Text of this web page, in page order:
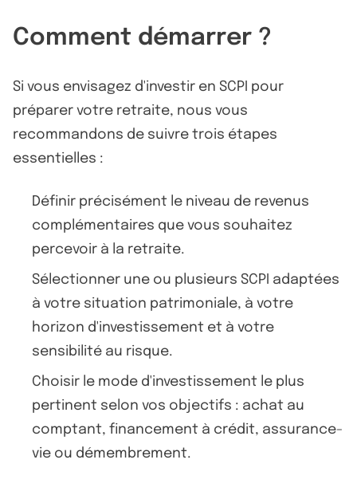
Comment démarrer ?
Si vous envisagez d'investir en SCPI pour
préparer votre retraite, nous vous
recommandons de suivre trois étapes
essentielles :
Définir précisément le niveau de revenus
complémentaires que vous souhaitez
percevoir à la retraite.
Sélectionner une ou plusieurs SCPI adaptées
à votre situation patrimoniale, à votre
horizon d'investissement et à votre
sensibilité au risque.
Choisir le mode d'investissement le plus
pertinent selon vos objectifs : achat au
comptant, financement à crédit, assurance-
vie ou démembrement.